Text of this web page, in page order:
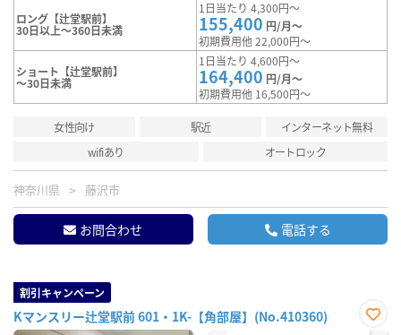
ロング【辻堂駅前】
30日以上～360日未満
1日当たり 4,300円～
155,400 円/月～
初期費用他 22,000円～
ショート【辻堂駅前】
～30日未満
1日当たり 4,600円～
164,400 円/月～
初期費用他 16,500円～
女性向け 駅近
インターネット無料
wifiあり
オートロック
神奈川県 藤沢市
お問合わせ 電話する
割引キャンペーン
Kマンスリー辻堂駅前 601・1K-【角部屋】(No.410360)